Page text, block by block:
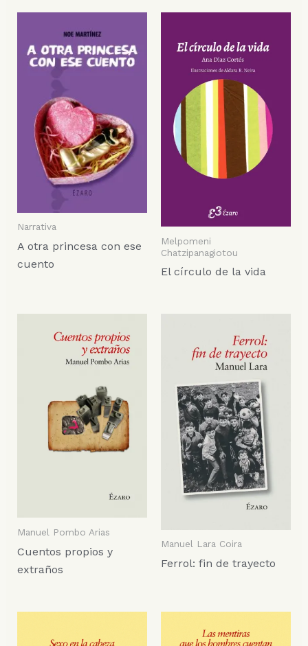
Narrativa
A otra princesa con ese
cuento
Melpomeni
Chatzipanagiotou
El círculo de la vida
Manuel Pombo Arias
Cuentos propios y
extraños
Manuel Lara Coira
Ferrol: fin de trayecto